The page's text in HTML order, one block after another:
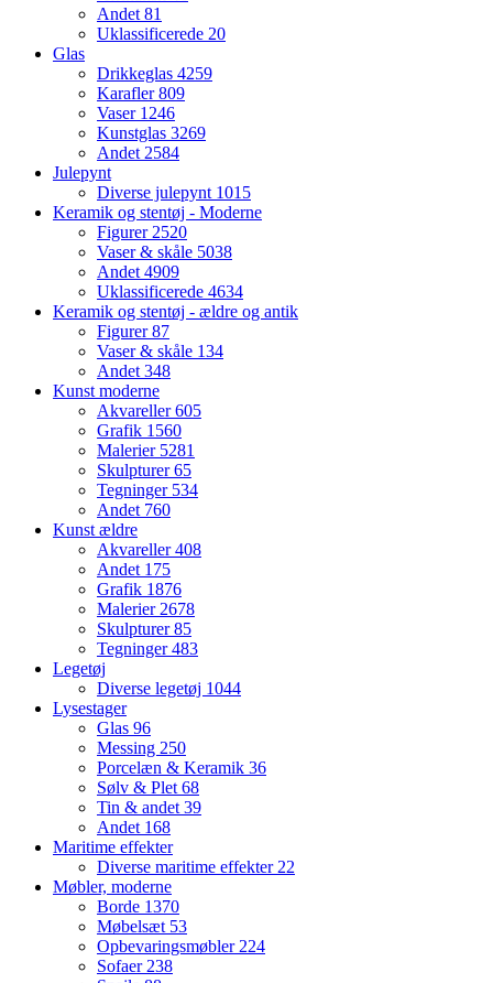
Andet 81
Uklassificerede 20
Glas
Drikkeglas 4259
Karafler809
Vaser 1246
Kunstglas 3269
Andet 2584
Julepynt
Diverse julepynt 1015
Keramik og stentøj - Moderne
Figurer 2520
Vaser & skåle 5038
Andet 4909
Uklassificerede 4634
Keramik og stentøj - ældre og antik
Figurer87
Vaser & skåle 134
Andet 348
Kunst moderne
Akvareller605
Grafik 1560
Malerier 5281
Skulpturer65
Tegninger 534
Andet 760
Kunst ældre
Akvareller408
Andet 175
Grafik 1876
Malerier 2678
Skulpturer85
Tegninger483
Legetøj
Diverse legetøj 1044
Lysestager
Glas 96
Messing 250
Porcelæn & Keramik 36
Sølv & Plet 68
Tin & andet 39
Andet 168
Maritime effekter
Diverse maritime effekter 22
Møbler, moderne
Borde 1370
Møbelsæt 53
Opbevaringsmøbler 224
Sofaer 238